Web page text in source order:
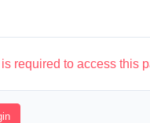
is required to access this